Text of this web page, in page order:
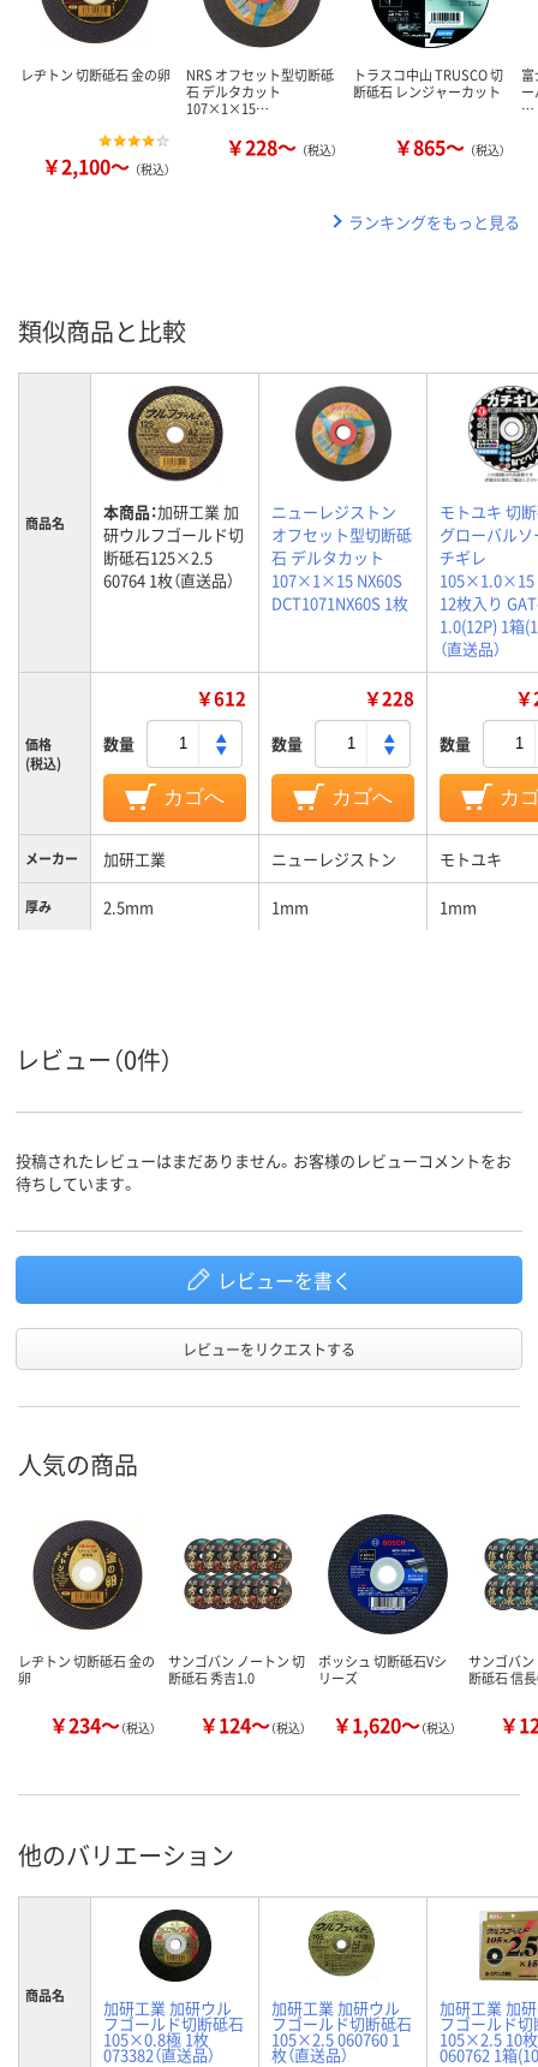
レヂトン 切断砥石 金の卵
￥2,100～ （税込）
NRS オフセット型切断砥
石 デルタカット
107×1×15…
￥228～ （税込）
トラスコ中山 TRUSCO 切
断砥石 レンジャーカット
￥865～ （税込）
…
ランキングをもっと見る
類似商品と比較
商品名 本商品：加研工業 加
研ウルフゴールド切
断砥石125×2.5
60764 1枚（直送品）
ニューレジストン
オフセット型切断砥
石 デルタカット
107×1×15 NX60S
DCT1071NX60S 1枚
モトユキ 切
グローバルソ
チギレ
105×1.0×15
12枚入り
1.0(12P) 1箱
（直送品）
価格
(税込)
￥612
数量
カゴへ
￥228
数量
カゴへ
数量
カ
メーカー 加研工業 ニューレジストン モトユキ
厚み 2.5mm 1mm 1mm
レビュー（0件）
投稿されたレビューはまだありません。お客様のレビューコメントをお
待ちしています。
レビューを書く
レビューをリクエストする
人気の商品
レヂトン 切断砥石 金の
卵
￥234～（税込）
サンゴバン ノートン 切
断砥石 秀吉1.0
￥124～（税込）
ボッシュ 切断砥石Vシ
リーズ
￥1,620～（税込）
サンゴバン
断砥石 信
￥
他のバリエーション
商品名
加研工業 加研ウル
フゴールド切断砥石
105×0.8極 1枚
073382（直送品）
加研工業 加研ウル
フゴールド切断砥石
105×2.5 060760 1
枚（直送品）
加研工業 加
フゴールド切
105×2.5 10
060762 1箱